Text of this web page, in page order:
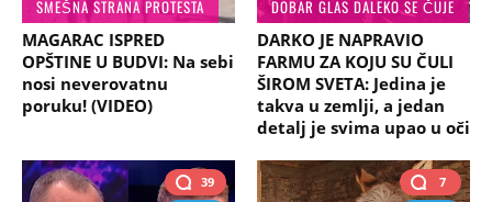
SMEŠNA STRANA PROTESTA
MAGARAC ISPRED
OPŠTINE U BUDVI: Na sebi
nosi neverovatnu
poruku! (VIDEO)
DOBAR GLAS DALEKO SE ČUJE
DARKO JE NAPRAVIO
FARMU ZA KOJU SU ČULI
ŠIROM SVETA: Jedina je
takva u zemlji, a jedan
detalj je svima upao u oči
39
7